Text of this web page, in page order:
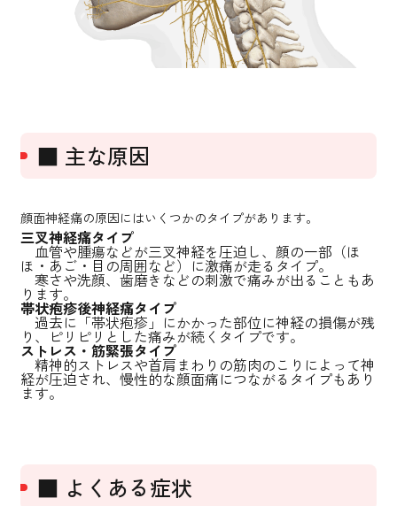
■ 主な原因
顔面神経痛の原因にはいくつかのタイプがあります。
三叉神経痛タイプ
血管や腫瘍などが三叉神経を圧迫し、顔の一部（ほ
ほ・あご・目の周囲など）に激痛が走るタイプ。
寒さや洗顔、歯磨きなどの刺激で痛みが出ることもあ
ります。
帯状疱疹後神経痛タイプ
過去に「帯状疱疹」にかかった部位に神経の損傷が残
り、ピリピリとした痛みが続くタイプです。
ストレス・筋緊張タイプ
精神的ストレスや首肩まわりの筋肉のこりによって神
経が圧迫され、慢性的な顔面痛につながるタイプもあり
ます。
■ よくある症状